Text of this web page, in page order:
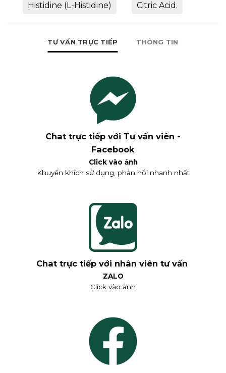
Histidine (L-Histidine)
Citric Acid.
TƯ VẤN TRỰC TIẾP THÔNG TIN
Chat trực tiếp với Tư vấn viên -
Facebook
Click vào ảnh
Khuyến khích sử dụng, phản hồi nhanh nhất
Chat trực tiếp với nhân viên tư vấn
ZALO
Click vào ảnh